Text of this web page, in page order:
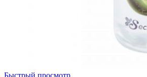
Быстрый просмотр